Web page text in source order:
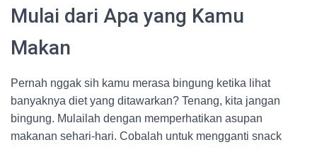
Mulai dari Apa yang Kamu
Makan
Pernah nggak sih kamu merasa bingung ketika lihat
banyaknya diet yang ditawarkan? Tenang, kita jangan
bingung. Mulailah dengan memperhatikan asupan
makanan sehari-hari. Cobalah untuk mengganti snack